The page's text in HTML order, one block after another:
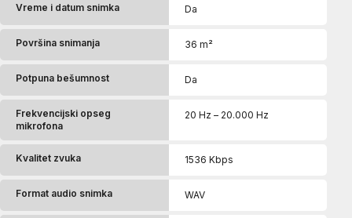
Vreme i datum snimka Da
Površina snimanja 36 m²
Potpuna bešumnost Da
Frekvencijski opseg
mikrofona
20 Hz – 20.000 Hz
Kvalitet zvuka 1536 Kbps
Format audio snimka WAV